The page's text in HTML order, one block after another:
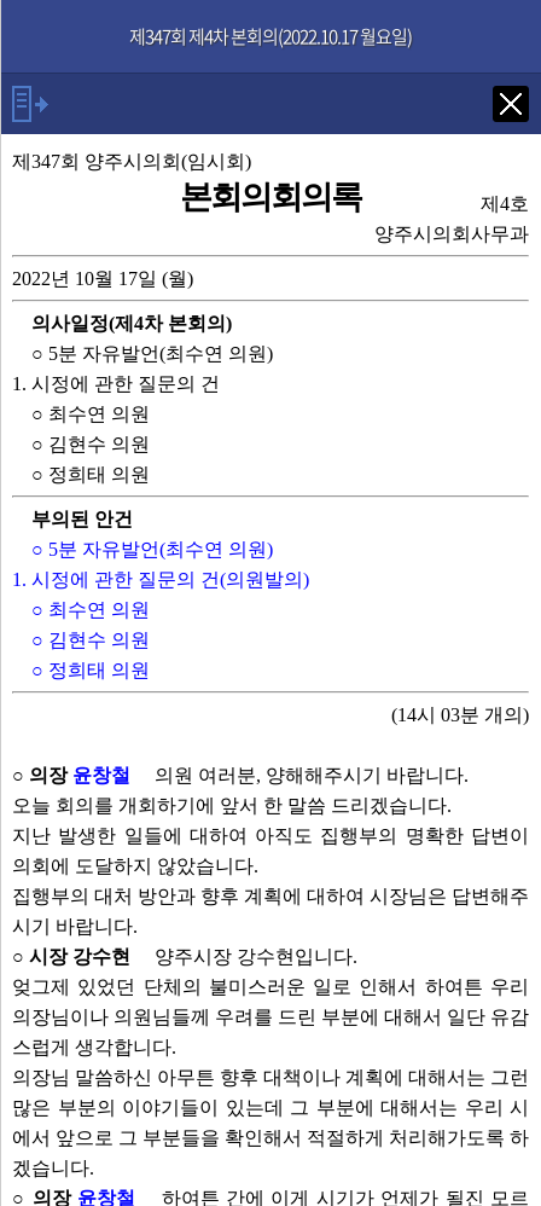
제347회 제4차 본회의(2022.10.17 월요일)
Tab키로 다음 검색
의장 윤창철
시장
최수연 의원
기획예산과장
일자리환경국장
기업경제과장
광역교통시설과장
일자리정책과장
도시발전과장
체육청소년과장
허가과장
김현수 의원
정희태 의원
감사담당관
발언보기 선택취소
안건
○ 5분 자유발언(최수연 의원)
1. 시정에 관한 질문의 건(의원발의)
○ 최수연 의원
○ 김현수 의원
○ 정희태 의원
안건보기 선택취소
제347회 양주시의회(임시회)
본회의회의록
제4호
양주시의회사무과
2022년 10월 17일 (월)
의사일정(제4차 본회의)
○ 5분 자유발언(최수연 의원)
1. 시정에 관한 질문의 건
○ 최수연 의원
○ 김현수 의원
○ 정희태 의원
부의된 안건
○ 5분 자유발언(최수연 의원)
1. 시정에 관한 질문의 건(의원발의)
○ 최수연 의원
○ 김현수 의원
○ 정희태 의원
(14시 03분 개의)
○ 의장 윤창철
의원 여러분, 양해해주시기 바랍니다.
오늘 회의를 개회하기에 앞서 한 말씀 드리겠습니다.
지난 발생한 일들에 대하여 아직도 집행부의 명확한 답변이
의회에 도달하지 않았습니다.
집행부의 대처 방안과 향후 계획에 대하여 시장님은 답변해주
시기 바랍니다.
○ 시장 강수현
양주시장 강수현입니다.
엊그제 있었던 단체의 불미스러운 일로 인해서 하여튼 우리
의장님이나 의원님들께 우려를 드린 부분에 대해서 일단 유감
스럽게 생각합니다.
의장님 말씀하신 아무튼 향후 대책이나 계획에 대해서는 그런
많은 부분의 이야기들이 있는데 그 부분에 대해서는 우리 시
에서 앞으로 그 부분들을 확인해서 적절하게 처리해가도록 하
겠습니다.
○ 의장 윤창철
하여튼 간에 이게 시기가 언제가 될진 모르